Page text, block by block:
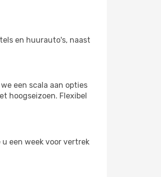
en huurauto's, naast
een scala aan opties
hoogseizoen. Flexibel
een week voor vertrek